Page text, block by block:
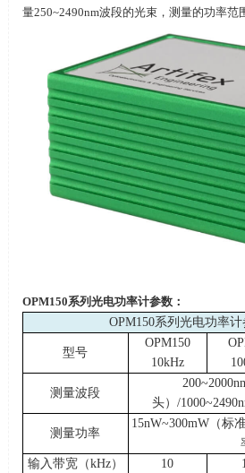
量250~2490nm波段的光束，测量的功率范
OPM150系列光电功率计参数：
OPM150系列光电功率
型号
OPM150
10kHz
测量波段
头）/
测量功率
15nW~300mW （标
输入带宽（kHz） 10